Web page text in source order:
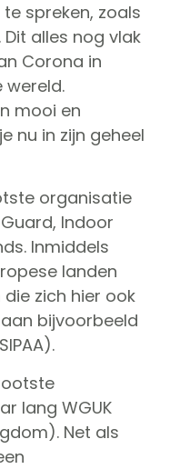
spreken, zoals
alles nog vlak
Corona in
wereld.
mooi en
nu in zijn geheel
organisatie
Indoor
Inmiddels
landen
zich hier ook
bijvoorbeeld
lang WGUK
Net als